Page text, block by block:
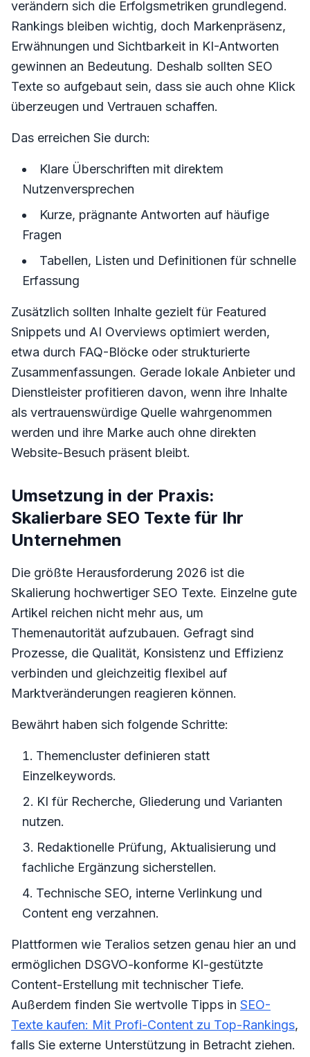
verändern sich die Erfolgsmetriken grundlegend.
Rankings bleiben wichtig, doch Markenpräsenz,
Erwähnungen und Sichtbarkeit in KI-Antworten
gewinnen an Bedeutung. Deshalb sollten SEO
Texte so aufgebaut sein, dass sie auch ohne Klick
überzeugen und Vertrauen schaffen.
Das erreichen Sie durch:
Klare Überschriften mit direktem
Nutzenversprechen
Kurze, prägnante Antworten auf häufige
Fragen
Tabellen, Listen und Definitionen für schnelle
Erfassung
Zusätzlich sollten Inhalte gezielt für Featured
Snippets und AI Overviews optimiert werden,
etwa durch FAQ-Blöcke oder strukturierte
Zusammenfassungen. Gerade lokale Anbieter und
Dienstleister profitieren davon, wenn ihre Inhalte
als vertrauenswürdige Quelle wahrgenommen
werden und ihre Marke auch ohne direkten
Website-Besuch präsent bleibt.
Umsetzung in der Praxis:
Skalierbare SEO Texte für Ihr
Unternehmen
Die größte Herausforderung 2026 ist die
Skalierung hochwertiger SEO Texte. Einzelne gute
Artikel reichen nicht mehr aus, um
Themenautorität aufzubauen. Gefragt sind
Prozesse, die Qualität, Konsistenz und Effizienz
verbinden und gleichzeitig flexibel auf
Marktveränderungen reagieren können.
Bewährt haben sich folgende Schritte:
Themencluster definieren statt
Einzelkeywords.
KI für Recherche, Gliederung und Varianten
nutzen.
Redaktionelle Prüfung, Aktualisierung und
fachliche Ergänzung sicherstellen.
Technische SEO, interne Verlinkung und
Content eng verzahnen.
Plattformen wie Teralios setzen genau hier an und
ermöglichen DSGVO-konforme KI-gestützte
Content-Erstellung mit technischer Tiefe.
Außerdem finden Sie wertvolle Tipps in SEO-
Texte kaufen: Mit Profi-Content zu Top-Rankings,
falls Sie externe Unterstützung in Betracht ziehen.